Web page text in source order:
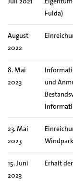
Fulda)
August
2022
8. Mai
2023
und
23. Mai
2023
15. Juni
2023
Erhalt